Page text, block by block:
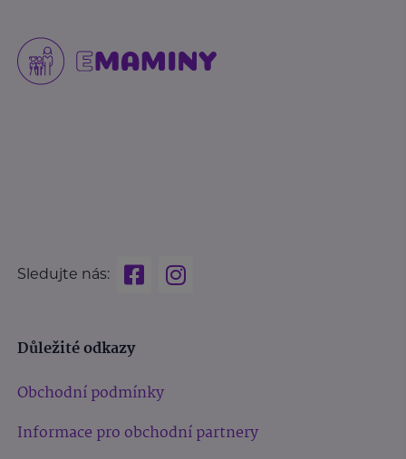
Sledujte nás:
Důležité odkazy
Obchodní podmínky
Informace pro obchodní partnery